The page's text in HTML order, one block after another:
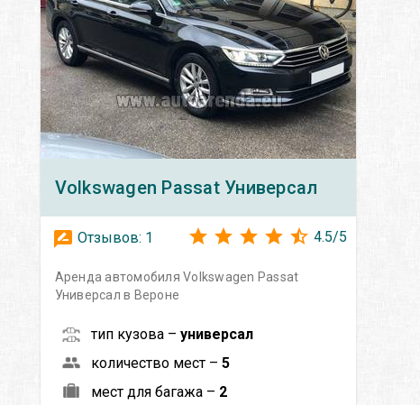
Volkswagen Passat Универсал
Отзывов: 1 4.5/5
Аренда автомобиля Volkswagen Passat
Универсал в Вероне
тип кузова – универсал
количество мест – 5
мест для багажа – 2